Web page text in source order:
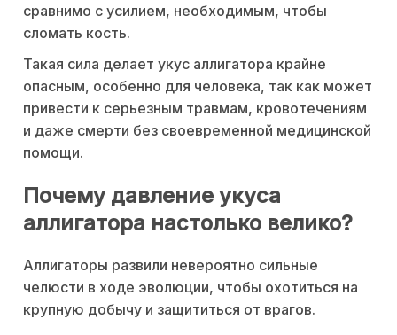
сравнимо с усилием, необходимым, чтобы
сломать кость.
Такая сила делает укус аллигатора крайне
опасным, особенно для человека, так как может
привести к серьезным травмам, кровотечениям
и даже смерти без своевременной медицинской
помощи.
Почему давление укуса
аллигатора настолько велико?
Аллигаторы развили невероятно сильные
челюсти в ходе эволюции, чтобы охотиться на
крупную добычу и защититься от врагов.